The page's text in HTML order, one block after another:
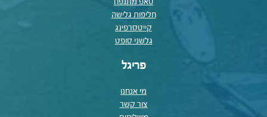
סאפ מתנפח
חליפות גלישה
קייטסרפינג
גלשני סופט
פריגל
מי אנחנו
צור קשר